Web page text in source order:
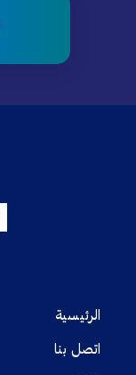
الرئيسية
اتصل بنا